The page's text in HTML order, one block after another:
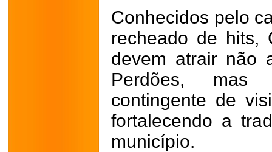
Conhecidos pelo
recheado de hits,
devem atrair não
Perdões, mas
contingente de
fortalecendo a
município.